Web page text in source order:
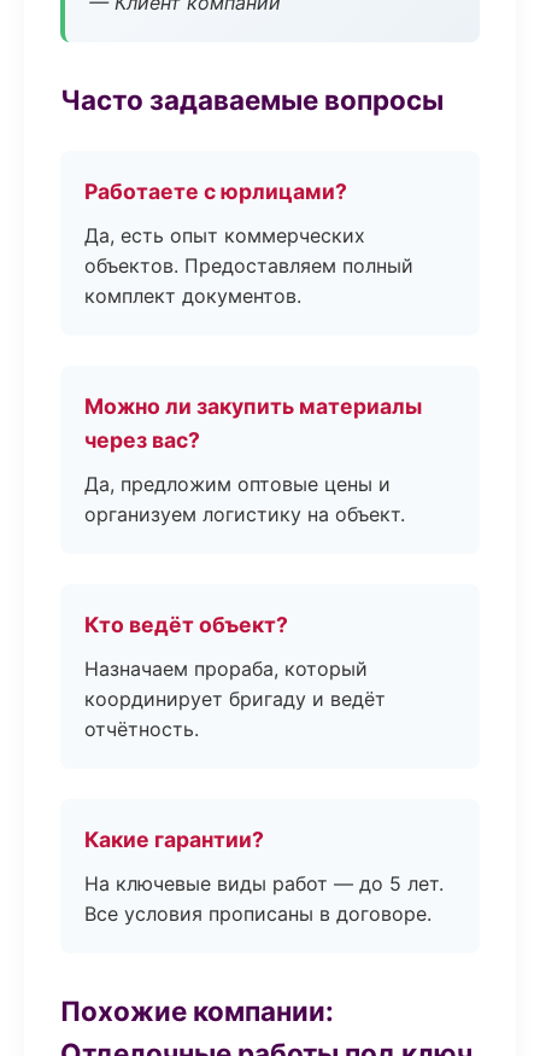
Часто задаваемые вопросы
Работаете с юрлицами?
Да, есть опыт коммерческих
объектов. Предоставляем полный
комплект документов.
Можно ли закупить материалы
через вас?
Да, предложим оптовые цены и
организуем логистику на объект.
Кто ведёт объект?
Назначаем прораба, который
координирует бригаду и ведёт
отчётность.
Какие гарантии?
На ключевые виды работ — до 5 лет.
Все условия прописаны в договоре.
Похожие компании: